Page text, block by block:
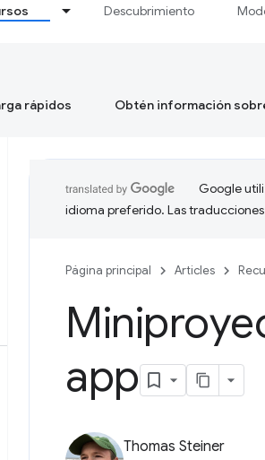
Descubrimiento
rápidos Obtén información
Google
idioma preferido. Las
Página principal Articles
app
Thomas Steiner